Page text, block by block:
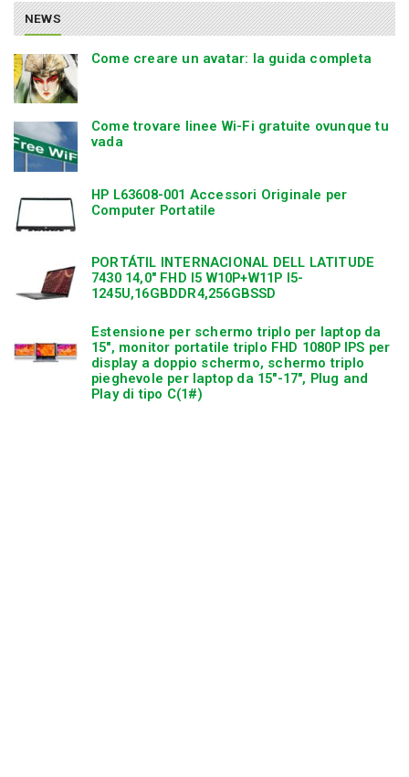
NEWS
Come creare un avatar: la guida completa
Come trovare linee Wi-Fi gratuite ovunque tu
vada
HP L63608-001 Accessori Originale per
Computer Portatile
PORTÁTIL INTERNACIONAL DELL LATITUDE
7430 14,0″ FHD I5 W10P+W11P I5-
1245U,16GBDDR4,256GBSSD
Estensione per schermo triplo per laptop da
15″, monitor portatile triplo FHD 1080P IPS per
display a doppio schermo, schermo triplo
pieghevole per laptop da 15″-17″, Plug and
Play di tipo C(1#)